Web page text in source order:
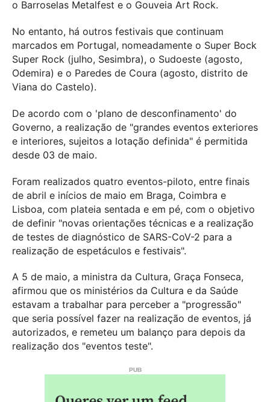
o Barroselas Metalfest e o Gouveia Art Rock.
No entanto, há outros festivais que continuam
marcados em Portugal, nomeadamente o Super Bock
Super Rock (julho, Sesimbra), o Sudoeste (agosto,
Odemira) e o Paredes de Coura (agosto, distrito de
Viana do Castelo).
De acordo com o 'plano de desconfinamento' do
Governo, a realização de "grandes eventos exteriores
e interiores, sujeitos a lotação definida" é permitida
desde 03 de maio.
Foram realizados quatro eventos-piloto, entre finais
de abril e inícios de maio em Braga, Coimbra e
Lisboa, com plateia sentada e em pé, com o objetivo
de definir "novas orientações técnicas e a realização
de testes de diagnóstico de SARS-CoV-2 para a
realização de espetáculos e festivais".
A 5 de maio, a ministra da Cultura, Graça Fonseca,
afirmou que os ministérios da Cultura e da Saúde
estavam a trabalhar para perceber a "progressão"
que seria possível fazer na realização de eventos, já
autorizados, e remeteu um balanço para depois da
realização dos "eventos teste".